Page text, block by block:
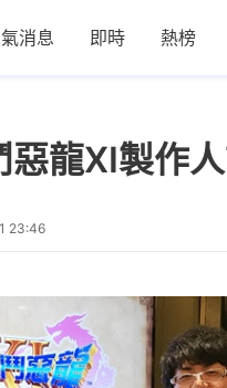
消息 即時 熱榜
惡龍XI製
23:46